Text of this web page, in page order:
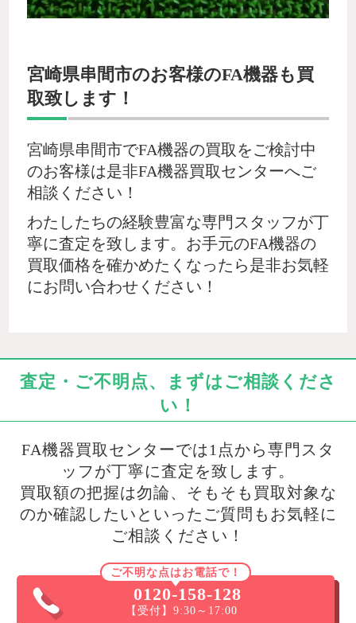
宮崎県串間市のお客様のFA機器も買
取致します！
宮崎県串間市でFA機器の買取をご検討中
のお客様は是非FA機器買取センターへご
相談ください！
わたしたちの経験豊富な専門スタッフが丁
寧に査定を致します。お手元のFA機器の
買取価格を確かめたくなったら是非お気軽
にお問い合わせください！
査定・ご不明点、まずはご相談くださ
い！
FA機器買取センターでは1点から専門スタ
ッフが丁寧に査定を致します。
買取額の把握は勿論、そもそも買取対象な
のか確認したいといったご質問もお気軽に
ご相談ください！
ご不明な点はお電話で！
0120-158-128
【受付】9:30～17:00